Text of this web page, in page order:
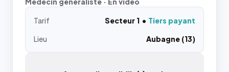
Tarif Secteur 1
Tiers payant
Lieu
Aubagne (13)